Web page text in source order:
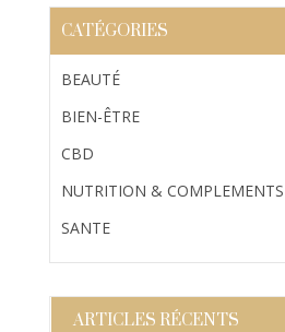
CATÉGORIES
BEAUTÉ
BIEN-ÊTRE
CBD
NUTRITION &
SANTE
ARTICLES RÉCENTS